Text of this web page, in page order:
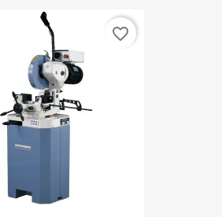
favorite_border